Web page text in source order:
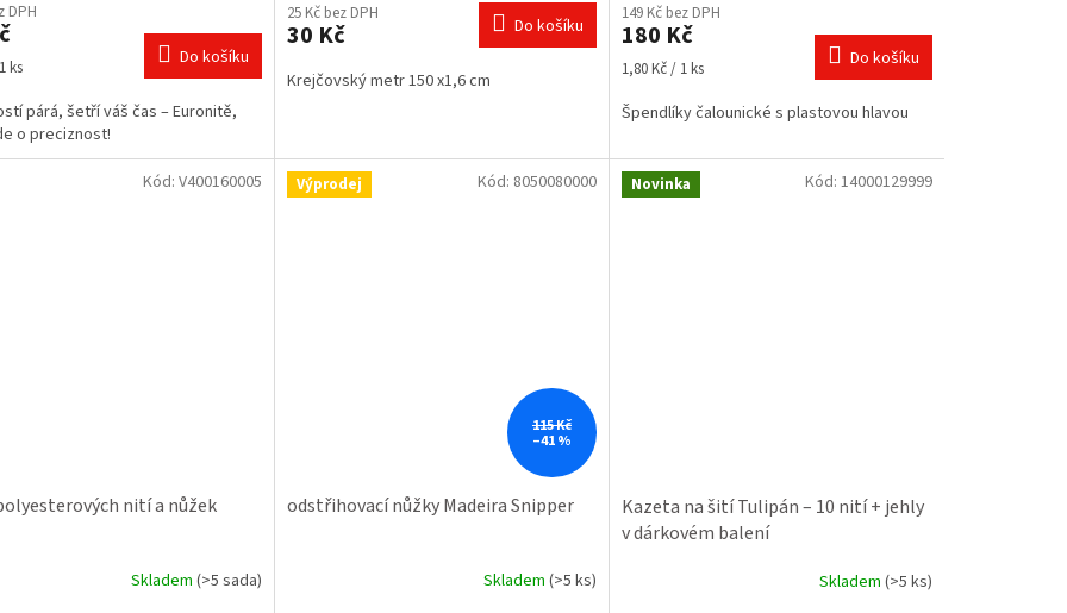
DPH
ks Do košíku
párá, šetří váš čas – Euronitě,
o preciznost!
produktu
je
z
25 Kč bez DPH
30 Kč Do košíku
Krejčovský metr 150 x1,6 cm
produktu
je
5,0
5
149 Kč bez DPH
180 Kč
Měrná
1,80 Kč / 1 ks Do košíku
Špendlíky čalounické s plastovou hlavou
nití a nůžek
Skladem (>5 sada)
Kód: V400160005 Výprodej
115 Kč
–41 %
odstřihovací nůžky Madeira Snipper
Skladem (>5 ks)
Kód: 8050080000 Novinka
Kazeta na šití Tulipán – 10 nití + jehly
v dárkovém balení
Skladem (>5 ks)
Kód: 14000129999